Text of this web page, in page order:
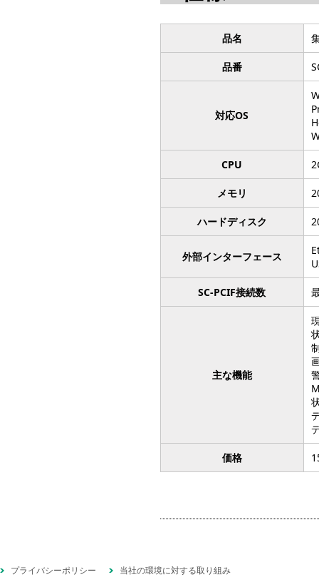
品名
品番
対応OS
CPU
メモリ
ハードディスク
外部インターフェース
SC-PCIF接続数
主な機能
価格
プライバシーポリシー 当社の環境に対する取り組み